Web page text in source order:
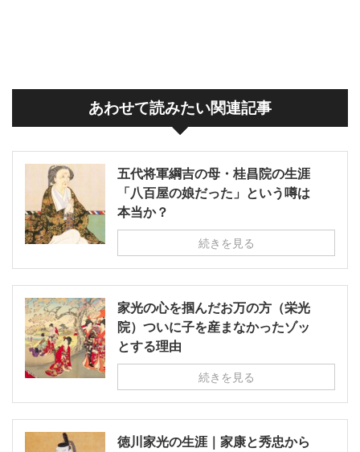
あわせて読みたい関連記事
五代将軍綱吉の母・桂昌院の生涯
「八百屋の娘だった」という噂は
本当か？
続きを見る
家光の心を掴んだお万の方（栄光
院）ついに子を産まなかったゾッ
とする理由
続きを見る
徳川家光の生涯｜家康と秀忠から